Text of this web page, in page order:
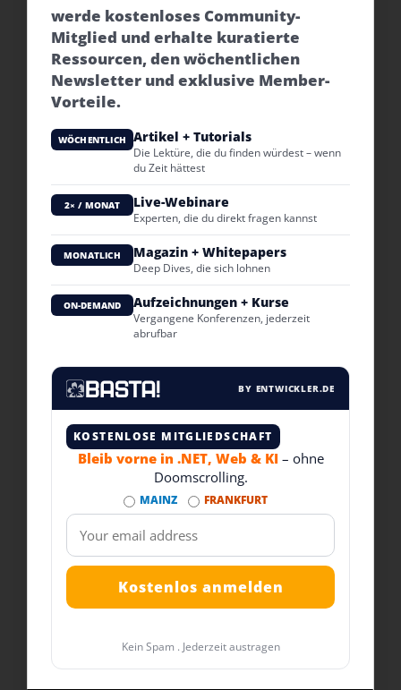
werde kostenloses Community-
Mitglied und erhalte kuratierte
Ressourcen, den wöchentlichen
Newsletter und exklusive Member-
Vorteile.
WÖCHENTLICH Artikel + Tutorials
Die Lektüre, die du finden würdest – wenn
du Zeit hättest
2× / MONAT Live-Webinare
Experten, die du direkt fragen kannst
MONATLICH Magazin + Whitepapers
Deep Dives, die sich lohnen
ON-DEMAND Aufzeichnungen + Kurse
Vergangene Konferenzen, jederzeit
abrufbar
BY ENTWICKLER.DE
KOSTENLOSE MITGLIEDSCHAFT
Bleib vorne in .NET, Web & KI – ohne
Doomscrolling.
MAINZ FRANKFURT
Kein Spam . Jederzeit austragen